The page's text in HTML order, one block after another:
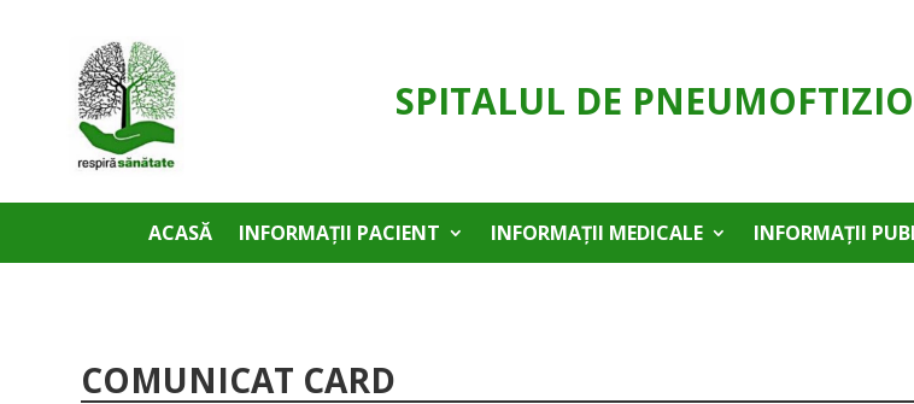
SPITALUL DE
ACASĂ INFORMAȚII PACIENT INFORMAȚII MEDICALE INFORMAȚII
COMUNICAT CARD